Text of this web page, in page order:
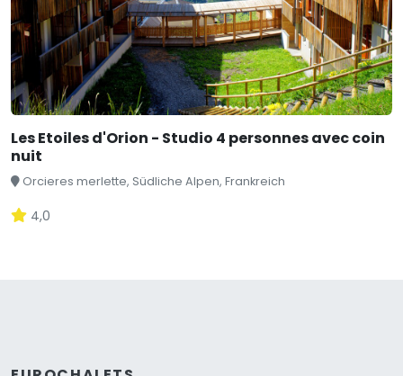
Les Etoiles d'Orion - Studio 4 personnes avec coin
nuit
Orcieres merlette, Südliche Alpen, Frankreich
4,0